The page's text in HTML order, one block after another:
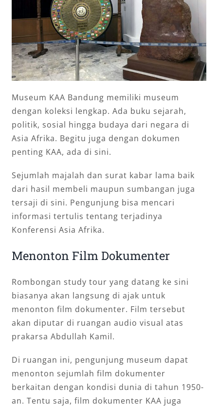
Museum KAA Bandung memiliki museum
dengan koleksi lengkap. Ada buku sejarah,
politik, sosial hingga budaya dari negara di
Asia Afrika. Begitu juga dengan dokumen
penting KAA, ada di sini.
Sejumlah majalah dan surat kabar lama baik
dari hasil membeli maupun sumbangan juga
tersaji di sini. Pengunjung bisa mencari
informasi tertulis tentang terjadinya
Konferensi Asia Afrika.
Menonton Film Dokumenter
Rombongan study tour yang datang ke sini
biasanya akan langsung di ajak untuk
menonton film dokumenter. Film tersebut
akan diputar di ruangan audio visual atas
prakarsa Abdullah Kamil.
Di ruangan ini, pengunjung museum dapat
menonton sejumlah film dokumenter
berkaitan dengan kondisi dunia di tahun 1950-
an. Tentu saja, film dokumenter KAA juga